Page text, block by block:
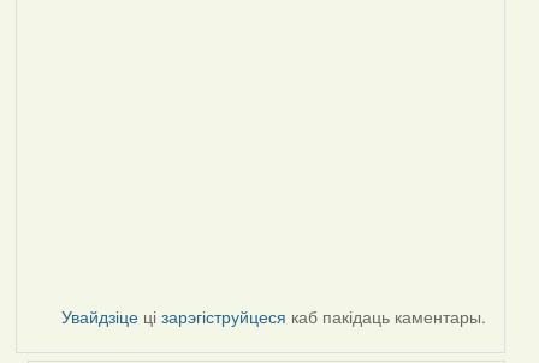
Увайдзіце цізарэгіструйцеся каб пакідаць каментары.